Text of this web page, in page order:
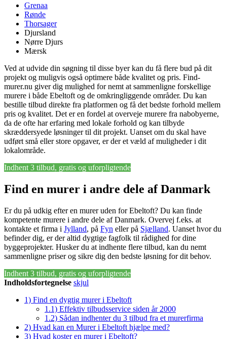
Grenaa
Rønde
Thorsager
Djursland
Nørre Djurs
Mærsk
Ved at udvide din søgning til disse byer kan du få flere bud på dit
projekt og muligvis også optimere både kvalitet og pris. Find-
murer.nu giver dig mulighed for nemt at sammenligne forskellige
murere i både Ebeltoft og de omkringliggende områder. Du kan
bestille tilbud direkte fra platformen og få det bedste forhold mellem
pris og kvalitet. Det er en fordel at overveje murere fra nabobyerne,
da de ofte har erfaring med lokale forhold og kan tilbyde
skræddersyede løsninger til dit projekt. Uanset om du skal have
udført små eller store opgaver, er der et væld af muligheder i dit
lokalområde.
Indhent 3 tilbud, gratis og uforpligtende
Find en murer i andre dele af Danmark
Er du på udkig efter en murer uden for Ebeltoft? Du kan finde
kompetente murere i andre dele af Danmark. Overvej f.eks. at
kontakte et firma i Jylland, på Fyn eller på Sjælland. Uanset hvor du
befinder dig, er der altid dygtige fagfolk til rådighed for dine
byggeprojekter. Husker du at indhente flere tilbud, kan du nemt
sammenligne priser og sikre dig den bedste løsning for dit behov.
Indhent 3 tilbud, gratis og uforpligtende
Indholdsfortegnelse skjul
1) Find en dygtig murer i Ebeltoft
1.1) Effektiv tilbudsservice siden år 2000
1.2) Sådan indhenter du 3 tilbud fra et murerfirma
2) Hvad kan en Murer i Ebeltoft hjælpe med?
3) Hvad koster en murer i Ebeltoft?